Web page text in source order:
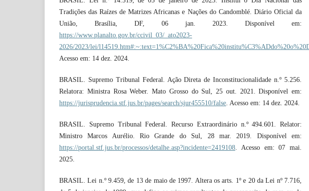
Tradições das Raízes de Matrizes Africanas e Nações do Candomblé. Diário Oficial da
União, Brasília, DF, 06 jan. 2023. Disponível em:
https://www.planalto.gov.br/ccivil_03/_ato2023-
2026/2023/lei/
Acesso em: 14 dez. 2024.
BRASIL. Supremo Tribunal Federal. Ação Direta de Inconstitucionalidade n.º 5.256.
Relatora: Ministra Rosa Weber. Mato Grosso do Sul, 25 out. 2021. Disponível em:
https://jurisprudencia.stf.jus.br/pages/search/sjur455510/false. Acesso em: 14 dez. 2024.
BRASIL. Supremo Tribunal Federal. Recurso Extraordinário n.º 494.601. Relator:
Ministro Marcos Aurélio. Rio Grande do Sul, 28 mar. 2019. Disponível em:
https://portal.stf.jus.br/processos/detalhe.asp?incidente=2419108. Acesso em: 07 mai.
2025.
BRASIL. Lei n.º 9.459, de 13 de maio de 1997. Altera os arts. 1º e 20 da Lei nº 7.716,